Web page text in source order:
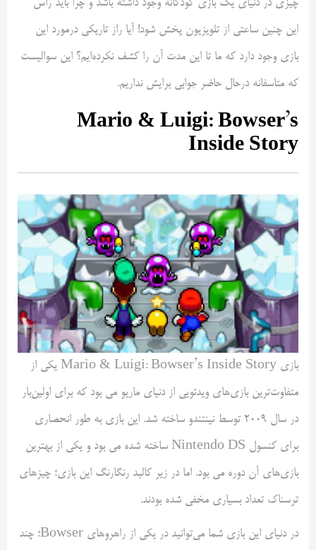
چیزی در دنیای یک بازی کودکانه وجود داشته باشد و چرا باید راس
این چنین ساعتی از تلویزیون پخش شود! آیا راز تاریکی درمورد این
بازی وجود دارد که ما تا این مدت آن را کشف‌ نکرده‌ایم؟ این سوالیست
که متاسفانه درحال حاضر جوابی برایش نداریم.
Mario & Luigi: Bowser’s
Inside Story
بازی Mario & Luigi: Bowser’s Inside Story یکی از
متفاوت‌ترین بازی‌های ویدئویی از دنیای ماریو می بود که برای اولین‌بار
در سال ۲۰۰۹ توسط نینتندو ساخته شد. این بازی به طور انحصاری
برای کنسول Nintendo DS ساخته شده می بود و یکی از بهترین
بازی‌های آن دوره می بود. اما در زیر کالبد رنگارنگ این بازی؛ چیزهای
ترسناک تعداد بسیاری مخفی شده بودند.
در دنیای این بازی شما می‌توانید در یکی از راهروهای Bowser؛ چند